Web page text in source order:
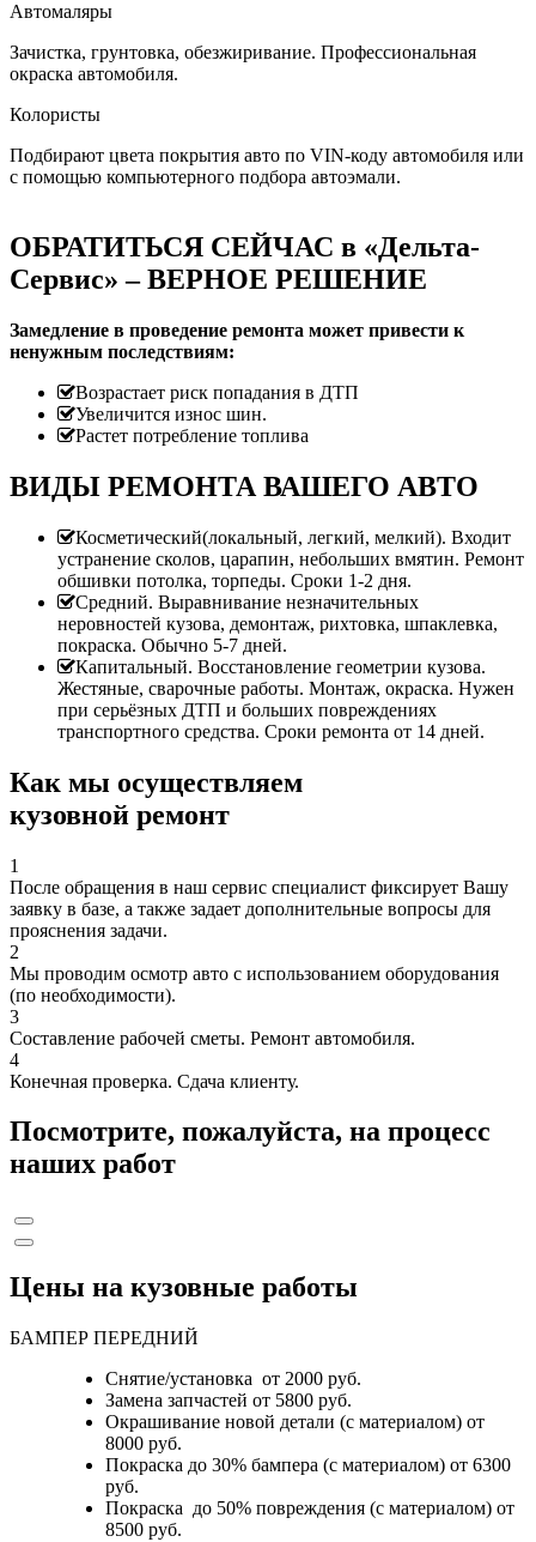
Автомаляры
Зачистка, грунтовка, обезжиривание. Профессиональная
окраска автомобиля.
Колористы
Подбирают цвета покрытия авто по VIN-коду автомобиля или
с помощью компьютерного подбора автоэмали.
ОБРАТИТЬСЯ СЕЙЧАС в «Дельта-
Сервис» – ВЕРНОЕ РЕШЕНИЕ
Замедление в проведение ремонта может привести к
ненужным последствиям:
Возрастает риск попадания в ДТП
Увеличится износ шин.
Растет потребление топлива
ВИДЫ РЕМОНТА ВАШЕГО АВТО
Косметический(локальный, легкий, мелкий). Входит
устранение сколов, царапин, небольших вмятин. Ремонт
обшивки потолка, торпеды. Сроки 1-2 дня.
Средний. Выравнивание незначительных
неровностей кузова, демонтаж, рихтовка, шпаклевка,
покраска. Обычно 5-7 дней.
Капитальный. Восстановление геометрии кузова.
Жестяные, сварочные работы. Монтаж, окраска. Нужен
при серьёзных ДТП и больших повреждениях
транспортного средства. Сроки ремонта от 14 дней.
Как мы осуществляем
кузовной ремонт
1
После обращения в наш сервис специалист фиксирует Вашу
заявку в базе, а также задает дополнительные вопросы для
прояснения задачи.
2
Мы проводим осмотр авто с использованием оборудования
(по необходимости).
3
Составление рабочей сметы. Ремонт автомобиля.
4
Конечная проверка. Сдача клиенту.
Посмотрите, пожалуйста, на процесс
наших работ
Цены на кузовные работы
БАМПЕР ПЕРЕДНИЙ
Снятие/установка от 2000 руб.
Замена запчастей от 5800 руб.
Окрашивание новой детали (с материалом) от
8000 руб.
Покраска до 30% бампера (с материалом) от 6300
руб.
Покраска до 50% повреждения (с материалом) от
8500 руб.